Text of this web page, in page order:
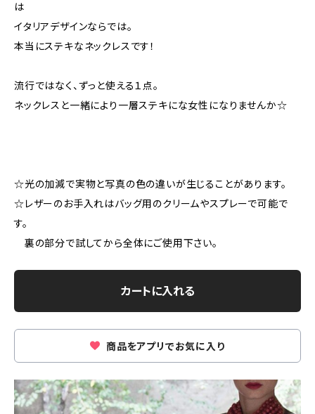
は
イタリアデザインならでは。
本当にステキなネックレスです！
流行ではなく、ずっと使える１点。
ネックレスと一緒により一層ステキにな女性になりませんか☆
☆光の加減で実物と写真の色の違いが生じることがあります。
☆レザーのお手入れはバッグ用のクリームやスプレーで可能で
す。
裏の部分で試してから全体にご使用下さい。
カートに入れる
商品をアプリでお気に入り